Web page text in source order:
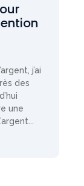
j’ai
des
une